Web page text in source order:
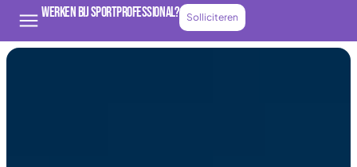
Werken bij Sportprofessional? Solliciteren